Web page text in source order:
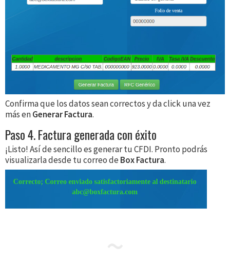
Confirma que los datos sean correctos y da click una vez
más enGenerar Factura.
Paso 4. Factura generada con éxito
¡Listo! Así de sencillo es generar tu CFDI. Pronto podrás
visualizarla desde tu correo deBox Factura.